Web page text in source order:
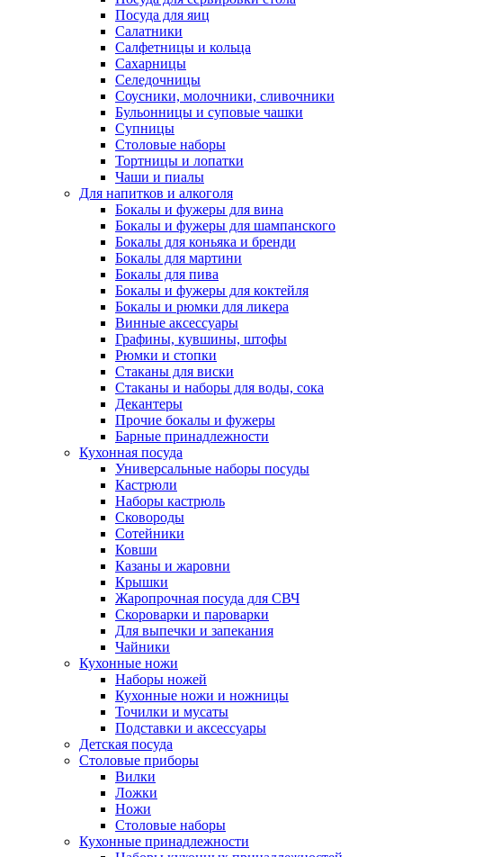
Посуда для яиц
Салатники
Салфетницы и кольца
Сахарницы
Селедочницы
Соусники, молочники, сливочники
Бульонницы и суповые чашки
Супницы
Столовые наборы
Тортницы и лопатки
Чаши и пиалы
Для напитков и алкоголя
Бокалы и фужеры для вина
Бокалы и фужеры для шампанского
Бокалы для коньяка и бренди
Бокалы для мартини
Бокалы для пива
Бокалы и фужеры для коктейля
Бокалы и рюмки для ликера
Винные аксессуары
Графины, кувшины, штофы
Рюмки и стопки
Стаканы для виски
Стаканы и наборы для воды, сока
Декантеры
Прочие бокалы и фужеры
Барные принадлежности
Кухонная посуда
Универсальные наборы посуды
Кастрюли
Наборы кастрюль
Сковороды
Сотейники
Ковши
Казаны и жаровни
Крышки
Жаропрочная посуда для СВЧ
Скороварки и пароварки
Для выпечки и запекания
Чайники
Кухонные ножи
Наборы ножей
Кухонные ножи и ножницы
Точилки и мусаты
Подставки и аксессуары
Детская посуда
Столовые приборы
Вилки
Ложки
Ножи
Столовые наборы
Кухонные принадлежности